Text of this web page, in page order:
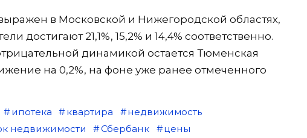
в Московской и Нижегородской областях,
достигают 21,1%, 15,2% и 14,4% соответственно.
динамикой остается Тюменская
на 0,2%, на фоне уже ранее отмеченного
ипотека квартира
недвижимость
недвижимости Сбербанк цены